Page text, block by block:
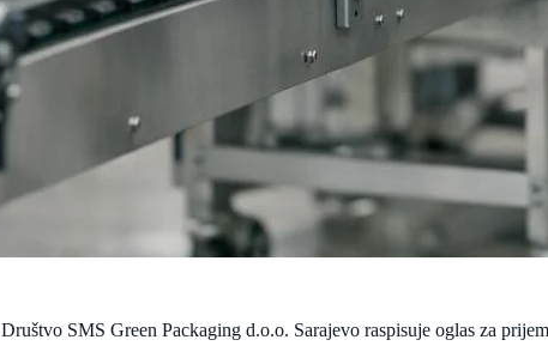
Društvo SMS Green Packaging d.o.o. Sarajevo raspisuje oglas za